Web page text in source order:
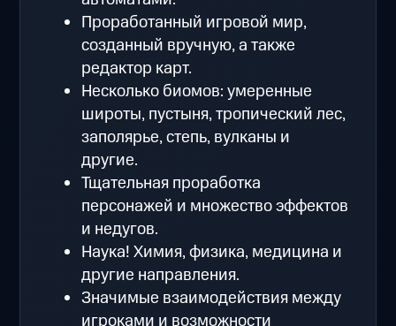
Проработанный игровой мир,
созданный вручную, а также
редактор карт.
Несколько биомов: умеренные
широты, пустыня, тропический лес,
заполярье, степь, вулканы и
другие.
Тщательная проработка
персонажей и множество эффектов
и недугов.
Наука! Химия, физика, медицина и
другие направления.
Значимые взаимодействия между